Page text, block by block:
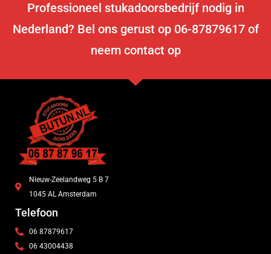
Professioneel stukadoorsbedrijf nodig in
Nederland? Bel ons gerust op 06-87879617 of
neem contact op
Nieuw-Zeelandweg 5 B 7
1045 AL Amsterdam
Telefoon
06 87879617
06 43004438